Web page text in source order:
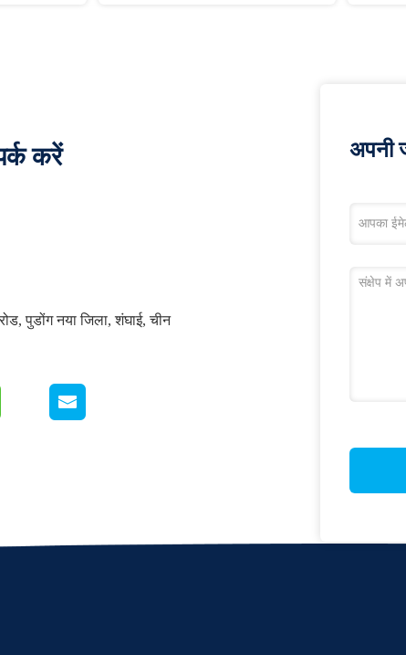
करें
पुडोंग नया जिला, शंघाई, चीन
अपनी